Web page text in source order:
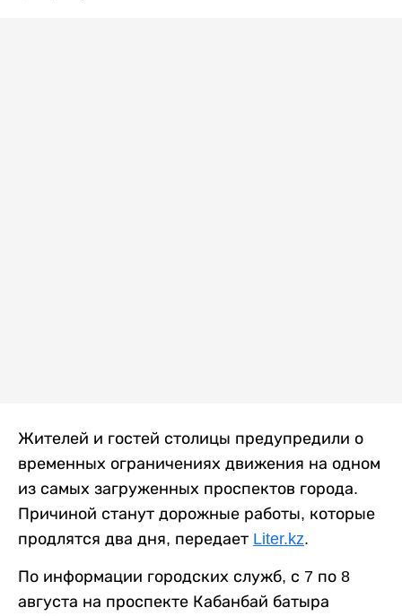
Жителей и гостей столицы предупредили о
временных ограничениях движения на одном
из самых загруженных проспектов города.
Причиной станут дорожные работы, которые
продлятся два дня, передает Liter.kz.
По информации городских служб, с 7 по 8
августа на проспекте Кабанбай батыра